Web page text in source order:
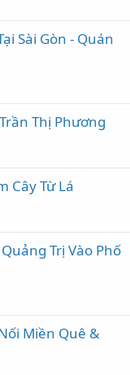
Sài Gòn - Quán
Thị Phương
Cây Từ Lá
Trị Vào Phố
Miền Quê &